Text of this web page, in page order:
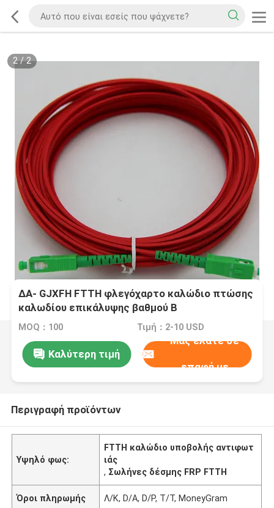
2/2
ΔΑ- GJXFH FTTH φλεγόχαρτο καλώδιο πτώσης
καλωδίου επικάλυψης βαθμού Β
MOQ：100 Τιμή：2-10 USD
Καλύτερη τιμή
Μας ελάτε σε
επαφή με
Περιγραφή προϊόντων
Υψηλό φως:
FTTH καλώδιο υποβολής αντιφωτ
ιάς
, Σωλήνες δέσμης FRP FTTH
Όροι πληρωμής Λ/Κ, D/A, D/P, T/T, MoneyGram